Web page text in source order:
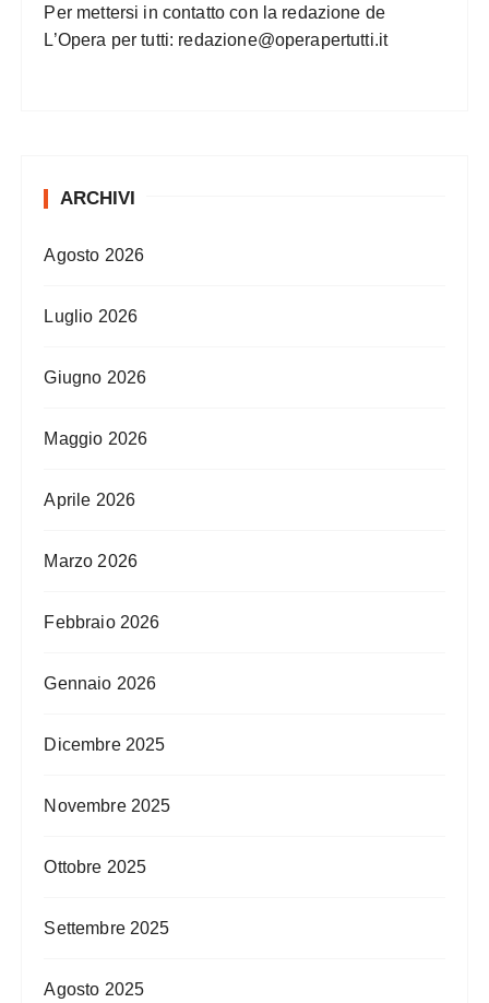
Per mettersi in contatto con la redazione de
L’Opera per tutti: redazione@operapertutti.it
ARCHIVI
Agosto 2026
Luglio 2026
Giugno 2026
Maggio 2026
Aprile 2026
Marzo 2026
Febbraio 2026
Gennaio 2026
Dicembre 2025
Novembre 2025
Ottobre 2025
Settembre 2025
Agosto 2025